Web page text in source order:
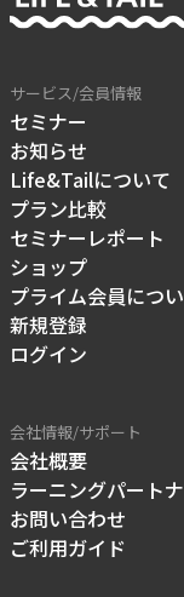
サービス/会員情報
セミナー
お知らせ
Life&Tailについて
プラン比較
セミナーレポート
ショップ
プライム会員につ
新規登録
ログイン
会社情報/サポート
会社概要
ラーニングパート
お問い合わせ
ご利用ガイド